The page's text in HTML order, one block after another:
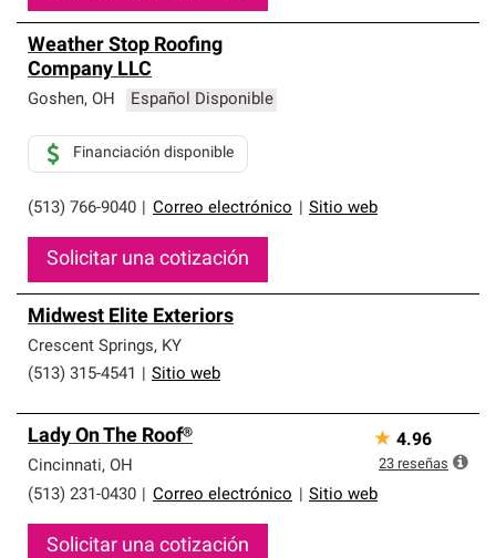
Weather Stop Roofing
Company LLC
Goshen, OH Español Disponible
(513) 766-9040 Correo electrónico Sitio web
Financiación disponible
Solicitar una cotización
Midwest Elite Exteriors
Crescent Springs, KY
(513) 315-4541
Sitio web
Lady On The Roof®
Cincinnati, OH
(513) 231-0430
Correo electrónico Sitio web
Solicitar una cotización
★ 4.96
23 reseñas